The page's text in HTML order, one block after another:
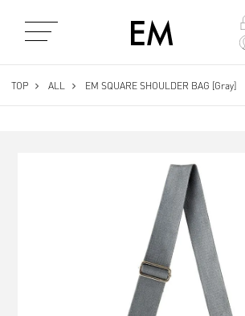
TOP ALL EM SQUARE SHOULDER BAG [Gray]